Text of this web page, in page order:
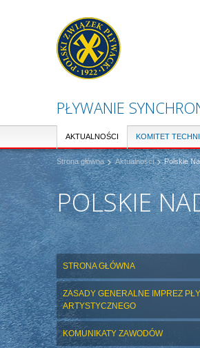
PŁYWANIE
AKTUALNOŚCI KOMITET
Strona główna Aktualności Polskie
POLSKIE
STRONA GŁÓWNA
ZASADY GENERALNE IMPREZ
ARTYSTYCZNEGO
KOMUNIKATY ZAWODÓW